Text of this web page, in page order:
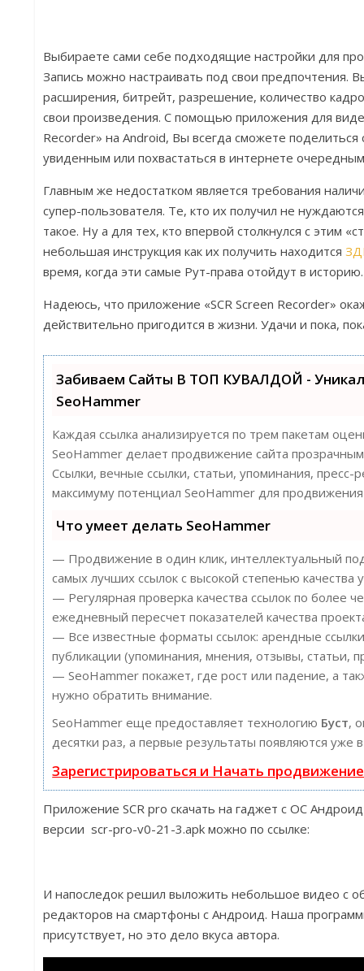
Выбираете сами себе подходящие настройки для
Запись можно настраивать под свои предпочтения.
расширения, битрейт, разрешение, количество
свои произведения. С помощью приложения для
Recorder» на Android, Вы всегда сможете
увиденным или похвастаться в интернете
Главным же недостатком является требования
супер-пользователя. Те, кто их получил не
такое. Ну а для тех, кто впервой столкнулся с этим
небольшая инструкция как их получить находится
время, когда эти самые Рут-права отойдут в историю.
Надеюсь, что приложение «SCR Screen Recorder»
действительно пригодится в жизни. Удачи и пока,
Забиваем Сайты В ТОП КУВАЛДОЙ -
SeoHammer
Каждая ссылка анализируется по трем пакетам
SeoHammer делает продвижение сайта
Ссылки, вечные ссылки, статьи, упоминания, пресс-
максимуму потенциал SeoHammer для
Что умеет делать SeoHammer
— Продвижение в один клик, интеллектуальный
самых лучших ссылок с высокой степенью качества
— Регулярная проверка качества ссылок по более
ежедневный пересчет показателей качества
— Все известные форматы ссылок: арендные
публикации (упоминания, мнения, отзывы, статьи,
— SeoHammer покажет, где рост или падение, а
нужно обратить внимание.
SeoHammer еще предоставляет технологию Буст,
десятки раз, а первые результаты появляются уже
Зарегистрироваться и Начать продвижение
Приложение SCR pro скачать на гаджет с ОС
версии scr-pro-v0-21-3.apk можно по ссылке:
И напоследок решил выложить небольшое видео с
редакторов на смартфоны с Андроид. Наша
присутствует, но это дело вкуса автора.